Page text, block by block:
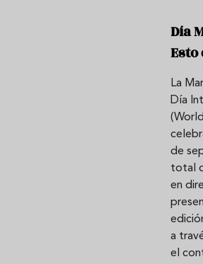
Día
Esto
La
Día
de
total
en
a
el